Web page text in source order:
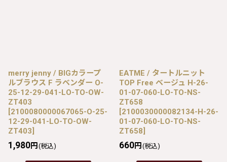
merry jenny / BIGカラープ
ルブラウス F ラベンダー O-
25-12-29-041-LO-TO-OW-
ZT403
[2100080000067065-O-25-
12-29-041-LO-TO-OW-
ZT403]
1,980円 (税込)
EATME / タートルニット
TOP Free ベージュ H-26-
01-07-060-LO-TO-NS-
ZT658
[2100030000082134-H-26-
01-07-060-LO-TO-NS-
ZT658]
660円 (税込)